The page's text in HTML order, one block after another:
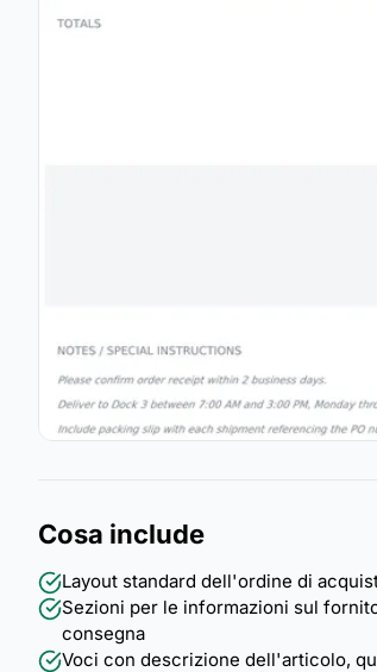
Cosa include
Layout standard dell'ordine di
Sezioni per le informazioni sul
consegna
Voci con descrizione dell'articolo,